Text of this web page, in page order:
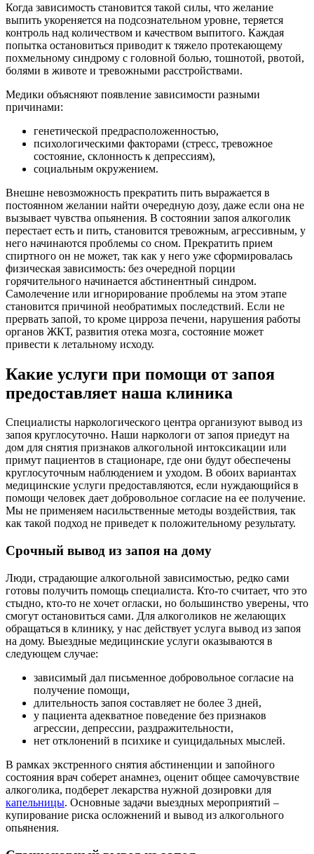
Когда зависимость становится такой силы, что желание
выпить укореняется на подсознательном уровне, теряется
контроль над количеством и качеством выпитого. Каждая
попытка остановиться приводит к тяжело протекающему
похмельному синдрому с головной болью, тошнотой, рвотой,
болями в животе и тревожными расстройствами.
Медики объясняют появление зависимости разными
причинами:
генетической предрасположенностью,
психологическими факторами (стресс, тревожное
состояние, склонность к депрессиям),
социальным окружением.
Внешне невозможность прекратить пить выражается в
постоянном желании найти очередную дозу, даже если она не
вызывает чувства опьянения. В состоянии запоя алкоголик
перестает есть и пить, становится тревожным, агрессивным, у
него начинаются проблемы со сном. Прекратить прием
спиртного он не может, так как у него уже сформировалась
физическая зависимость: без очередной порции
горячительного начинается абстинентный синдром.
Самолечение или игнорирование проблемы на этом этапе
становится причиной необратимых последствий. Если не
прервать запой, то кроме цирроза печени, нарушения работы
органов ЖКТ, развития отека мозга, состояние может
привести к летальному исходу.
Какие услуги при помощи от запоя
предоставляет наша клиника
Специалисты наркологического центра организуют вывод из
запоя круглосуточно. Наши наркологи от запоя приедут на
дом для снятия признаков алкогольной интоксикации или
примут пациентов в стационаре, где они будут обеспечены
круглосуточным наблюдением и уходом. В обоих вариантах
медицинские услуги предоставляются, если нуждающийся в
помощи человек дает добровольное согласие на ее получение.
Мы не применяем насильственные методы воздействия, так
как такой подход не приведет к положительному результату.
Срочный вывод из запоя на дому
Люди, страдающие алкогольной зависимостью, редко сами
готовы получить помощь специалиста. Кто-то считает, что это
стыдно, кто-то не хочет огласки, но большинство уверены, что
смогут остановиться сами. Для алкоголиков не желающих
обращаться в клинику, у нас действует услуга вывод из запоя
на дому. Выездные медицинские услуги оказываются в
следующем случае:
зависимый дал письменное добровольное согласие на
получение помощи,
длительность запоя составляет не более 3 дней,
у пациента адекватное поведение без признаков
агрессии, депрессии, раздражительности,
нет отклонений в психике и суицидальных мыслей.
В рамках экстренного снятия абстиненции и запойного
состояния врач соберет анамнез, оценит общее самочувствие
алкоголика, подберет лекарства нужной дозировки для
капельницы. Основные задачи выездных мероприятий –
купирование риска осложнений и вывод из алкогольного
опьянения.